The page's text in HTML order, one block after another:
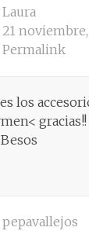
Laura
21
Permalink
los
pepavallejos